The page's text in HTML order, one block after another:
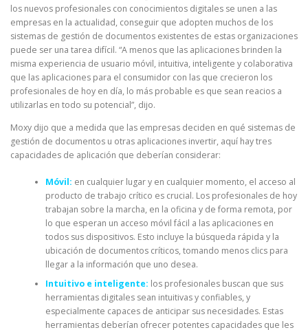
los nuevos profesionales con conocimientos digitales se unen a las
empresas en la actualidad, conseguir que adopten muchos de los
sistemas de gestión de documentos existentes de estas organizaciones
puede ser una tarea difícil. “A menos que las aplicaciones brinden la
misma experiencia de usuario móvil, intuitiva, inteligente y colaborativa
que las aplicaciones para el consumidor con las que crecieron los
profesionales de hoy en día, lo más probable es que sean reacios a
utilizarlas en todo su potencial”, dijo.
Moxy dijo que a medida que las empresas deciden en qué sistemas de
gestión de documentos u otras aplicaciones invertir, aquí hay tres
capacidades de aplicación que deberían considerar:
Móvil: en cualquier lugar y en cualquier momento, el acceso al
producto de trabajo crítico es crucial. Los profesionales de hoy
trabajan sobre la marcha, en la oficina y de forma remota, por
lo que esperan un acceso móvil fácil a las aplicaciones en
todos sus dispositivos. Esto incluye la búsqueda rápida y la
ubicación de documentos críticos, tomando menos clics para
llegar a la información que uno desea.
Intuitivo e inteligente: los profesionales buscan que sus
herramientas digitales sean intuitivas y confiables, y
especialmente capaces de anticipar sus necesidades. Estas
herramientas deberían ofrecer potentes capacidades que les